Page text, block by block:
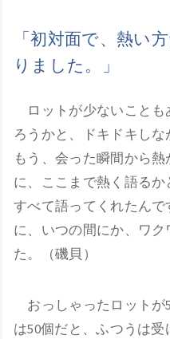
「初対面で、熱い
りました。」
ロットが少ないことも
ろうかと、ドキドキしな
もう、会った瞬間から
に、ここまで熱く語る
すべて語ってくれたん
に、いつの間にか、ワ
た。（磯貝）
おっしゃったロットが
は50個だと、ふつうは